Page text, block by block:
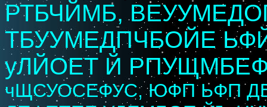
РТБЧЙМБ,
ТБУУМЕДПЧБОЙЕ
уЛЙОЕТ Й
чЩСУОСЕФУС, ЮФП ЬФП